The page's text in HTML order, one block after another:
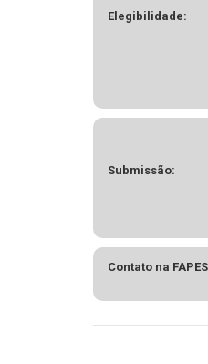
Elegibilidade:
Submissão:
Contato na